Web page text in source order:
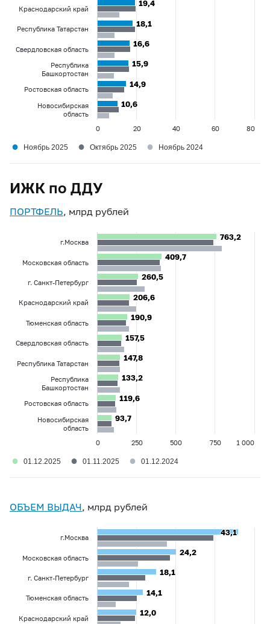
19,4
19,4
18,1
18,1
16,6
16,6
15,9
15,9
14,9
14,9
10,6
10,6
Краснодарский край
Республика Татарстан
Свердловская область
Республика
Башкортостан
Ростовская область
Новосибирская
область
0
20 40 60 80
● Ноябрь 2025 ● Октябрь 2025 ● Ноябрь 2024
ИЖК по ДДУ
ПОРТФЕЛЬ, млрд рублей
ОБЪЕМ ВЫДАЧ, млрд рублей
763,2
763,2
409,7
409,7
260,5
260,5
206,6
206,6
190,9
190,9
157,5
157,5
147,8
147,8
133,2
133,2
119,6
119,6
93,7
93,7
г.Москва
Московская область
г. Санкт-Петербург
Краснодарский край
Тюменская область
Свердловская область
Республика Татарстан
Республика
Башкортостан
Ростовская область
Новосибирская
область
0
250 500 750 1 000
● 01.12.2025 ● 01.11.2025 ● 01.12.2024
43,1
43,1
24,2
24,2
18,1
18,1
14,1
14,1
12,0
12,0
г.Москва
Московская область
г. Санкт-Петербург
Тюменская область
Краснодарский край